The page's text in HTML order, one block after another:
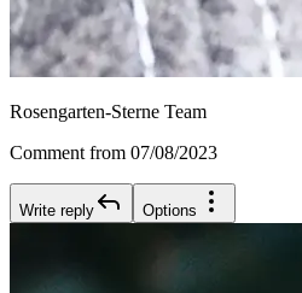
Rosengarten-Sterne Team
Comment from 07/08/2023
Write reply Options